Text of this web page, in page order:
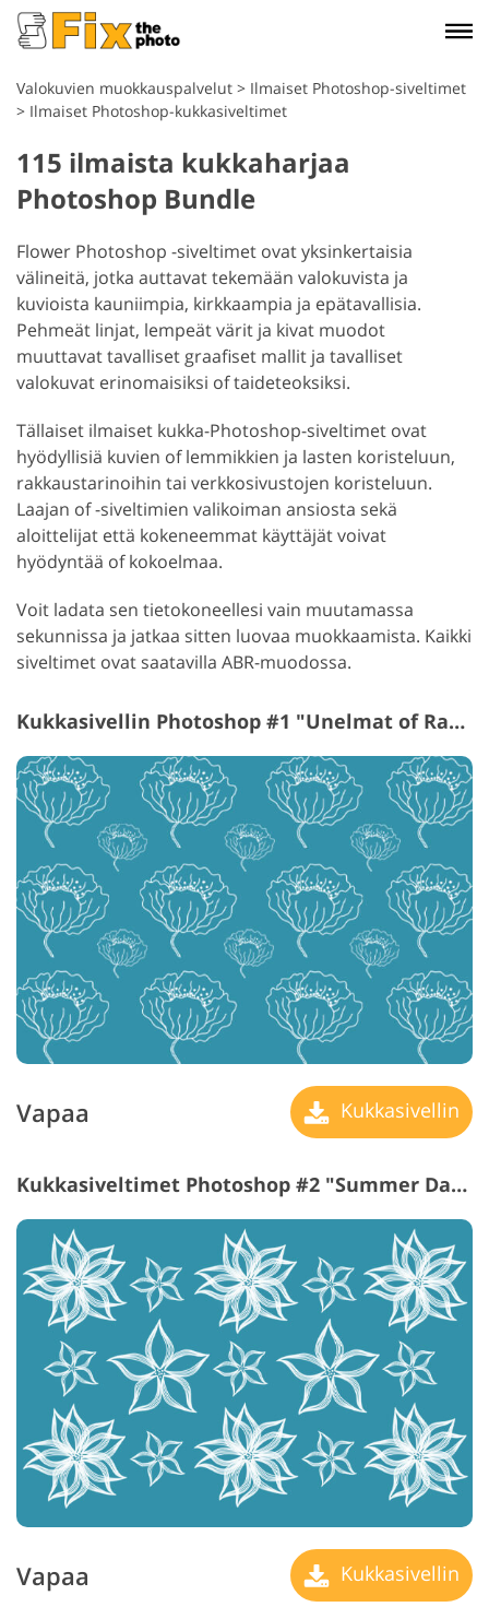
Valokuvien muokkauspalvelut > Ilmaiset Photoshop-siveltimet
> Ilmaiset Photoshop-kukkasiveltimet
115 ilmaista kukkaharjaa
Photoshop Bundle
Flower Photoshop -siveltimet ovat yksinkertaisia
välineitä, jotka auttavat tekemään valokuvista ja
kuvioista kauniimpia, kirkkaampia ja epätavallisia.
Pehmeät linjat, lempeät värit ja kivat muodot
muuttavat tavalliset graafiset mallit ja tavalliset
valokuvat erinomaisiksi of taideteoksiksi.
Tällaiset ilmaiset kukka-Photoshop-siveltimet ovat
hyödyllisiä kuvien of lemmikkien ja lasten koristeluun,
rakkaustarinoihin tai verkkosivustojen koristeluun.
Laajan of -siveltimien valikoiman ansiosta sekä
aloittelijat että kokeneemmat käyttäjät voivat
hyödyntää of kokoelmaa.
Voit ladata sen tietokoneellesi vain muutamassa
sekunnissa ja jatkaa sitten luovaa muokkaamista. Kaikki
siveltimet ovat saatavilla ABR-muodossa.
Kukkasivellin Photoshop #1 "Unelmat of Rakkaus"
Vapaa Kukkasivellin
Kukkasiveltimet Photoshop #2 "Summer Days"
Vapaa Kukkasivellin